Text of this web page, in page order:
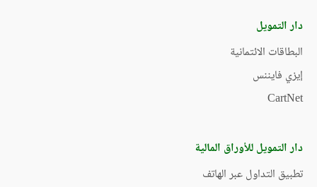
دار التمويل
البطاقات الائتمانية
إيزي فايننس
CartNet
دار التمويل للأوراق المالية
تطبيق التداول عبر الهاتف